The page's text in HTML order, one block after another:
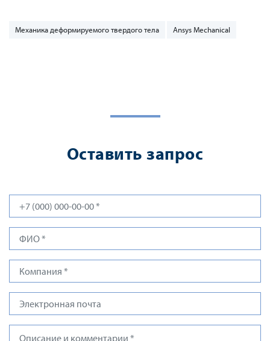
Механика деформируемого твердого тела Ansys Mechanical
Оставить запрос